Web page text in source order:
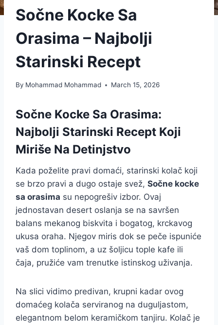
Sočne Kocke Sa
Orasima – Najbolji
Starinski Recept
By Mohammad Mohammad March 15, 2026
Sočne Kocke Sa Orasima:
Najbolji Starinski Recept Koji
Miriše Na Detinjstvo
Kada poželite pravi domaći, starinski kolač koji
se brzo pravi a dugo ostaje svež, Sočne kocke
sa orasima su nepogrešiv izbor. Ovaj
jednostavan desert oslanja se na savršen
balans mekanog biskvita i bogatog, krckavog
ukusa oraha. Njegov miris dok se peče ispuniće
vaš dom toplinom, a uz šoljicu tople kafe ili
čaja, pružiće vam trenutke istinskog uživanja.
Na slici vidimo predivan, krupni kadar ovog
domaćeg kolača serviranog na duguljastom,
elegantnom belom keramičkom tanjiru. Kolač je